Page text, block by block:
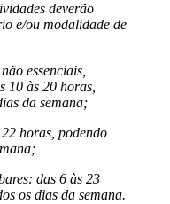
deverão
e/ou modalidade de
essenciais,
10 às 20 horas,
da semana;
horas, podendo
das 6 às 23
os dias da semana.